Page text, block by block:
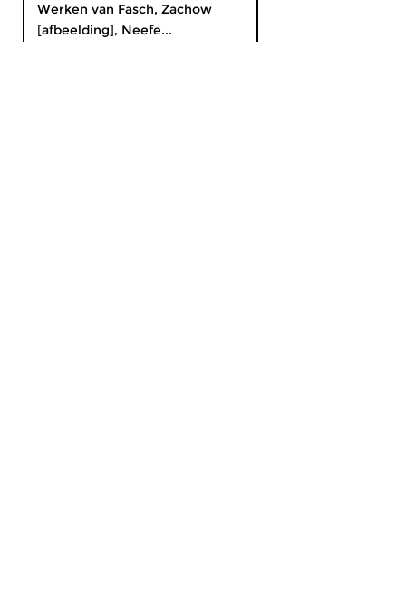
Werken van Fasch, Zachow
[afbeelding], Neefe...